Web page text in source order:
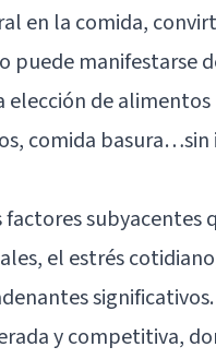
en la comida,
manifestarse
elección de
comida
subyacentes
el estrés
significativos.
y competitiva,